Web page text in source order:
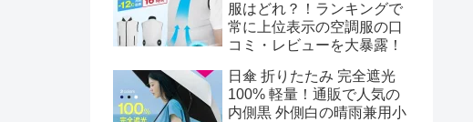
服はどれ？！ランキングで
常に上位表示の空調服の口
コミ・レビューを大暴露！
日傘 折りたたみ 完全遮光
100% 軽量！通販で人気の
内側黒 外側白の晴雨兼用小